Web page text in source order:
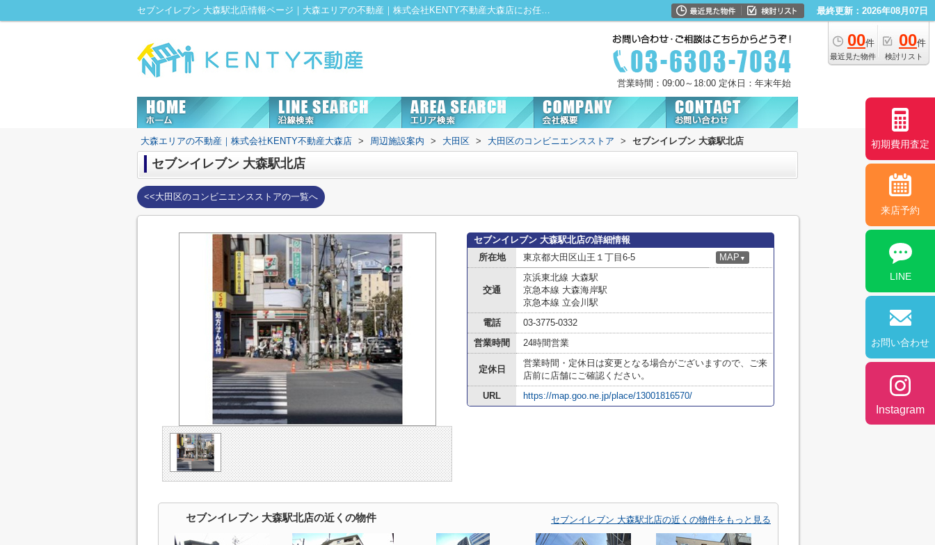
セブンイレブン 大森駅北店情報ページ｜大森エリアの不動産｜株式会社KENTY不動産大森店にお任せ！ 最終更新：2026年08月07日
00件
最近見た物件
00件
検討リスト
営業時間：09:00～18:00 定休日：年末年始
大森エリアの不動産｜株式会社KENTY不動産大森店 > 周辺施設案内 > 大田区 > 大田区のコンビニエンスストア > セブンイレブン 大森駅北店
セブンイレブン 大森駅北店
<<大田区のコンビニエンスストアの一覧へ
セブンイレブン 大森駅北店の詳細情報
所在地
東京都大田区山王１丁目6-5 MAP ▼
交通
京浜東北線 大森駅
京急本線 大森海岸駅
京急本線 立会川駅
電話
03-3775-0332
営業時間
24時間営業
定休日
営業時間・定休日は変更となる場合がございますので、ご来
店前に店舗にご確認ください。
URL
https://map.goo.ne.jp/place/13001816570/
セブンイレブン 大森駅北店の近くの物件 セブンイレブン 大森駅北店の近くの物件をもっと見る
初期費用査定
来店予約
LINE
お問い合わせ
Instagram